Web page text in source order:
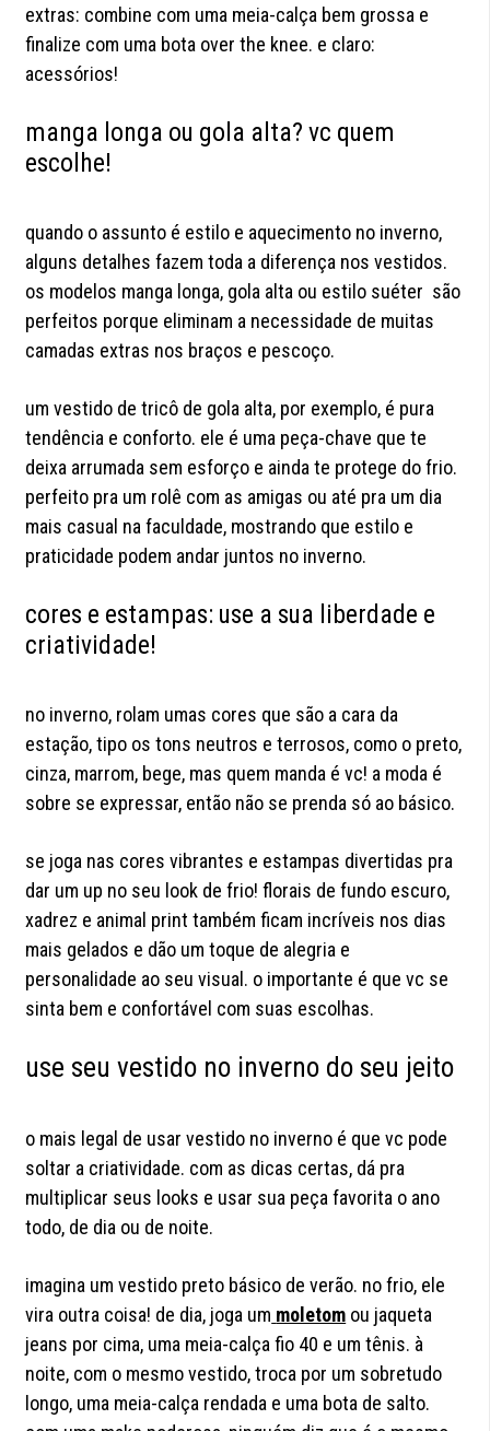
extras: combine com uma meia-calça bem grossa e
finalize com uma bota over the knee. e claro:
acessórios!
manga longa ou gola alta? vc quem
escolhe!
quando o assunto é estilo e aquecimento no inverno,
alguns detalhes fazem toda a diferença nos vestidos.
os modelos manga longa, gola alta ou estilo suéter são
perfeitos porque eliminam a necessidade de muitas
camadas extras nos braços e pescoço.
um vestido de tricô de gola alta, por exemplo, é pura
tendência e conforto. ele é uma peça-chave que te
deixa arrumada sem esforço e ainda te protege do frio.
perfeito pra um rolê com as amigas ou até pra um dia
mais casual na faculdade, mostrando que estilo e
praticidade podem andar juntos no inverno.
cores e estampas: use a sua liberdade e
criatividade!
no inverno, rolam umas cores que são a cara da
estação, tipo os tons neutros e terrosos, como o preto,
cinza, marrom, bege, mas quem manda é vc! a moda é
sobre se expressar, então não se prenda só ao básico.
se joga nas cores vibrantes e estampas divertidas pra
dar um up no seu look de frio! florais de fundo escuro,
xadrez e animal print também ficam incríveis nos dias
mais gelados e dão um toque de alegria e
personalidade ao seu visual. o importante é que vc se
sinta bem e confortável com suas escolhas.
use seu vestido no inverno do seu jeito
o mais legal de usar vestido no inverno é que vc pode
soltar a criatividade. com as dicas certas, dá pra
multiplicar seus looks e usar sua peça favorita o ano
todo, de dia ou de noite.
imagina um vestido preto básico de verão. no frio, ele
vira outra coisa! de dia, joga um moletom ou jaqueta
jeans por cima, uma meia-calça fio 40 e um tênis. à
noite, com o mesmo vestido, troca por um sobretudo
longo, uma meia-calça rendada e uma bota de salto.